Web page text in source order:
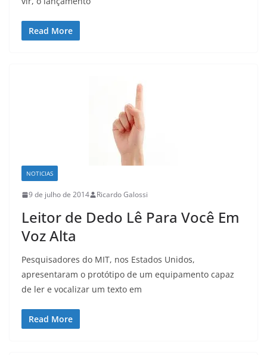
Read More
NOTICIAS
9 de julho de 2014 Ricardo Galossi
Leitor de Dedo Lê Para Você Em
Voz Alta
Pesquisadores do MIT, nos Estados Unidos,
apresentaram o protótipo de um equipamento capaz
de ler e vocalizar um texto em
Read More